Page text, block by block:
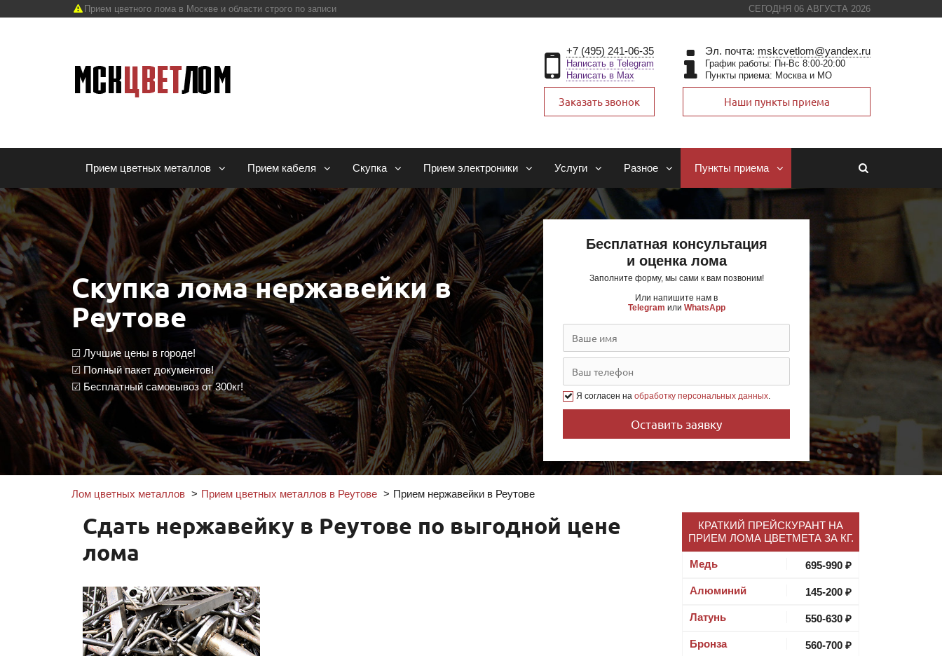
Прием цветного лома в Москве и области строго по записи СЕГОДНЯ 06 АВГУСТА 2026
+7 (495) 241-06-35
Написать в Telegram
Написать в Max
Заказать звонок
Эл. почта: mskcvetlom@yandex.ru
График работы: Пн-Вс 8:00-20:00
Пункты приема: Москва и МО
Наши пункты приема
Прием цветных металлов Прием кабеля Скупка Прием электроники Услуги Разное Пункты приема
Скупка лома нержавейки в
Реутове
☑ Лучшие цены в городе!
☑ Полный пакет документов!
☑ Бесплатный самовывоз от 300кг!
Бесплатная консультация
и оценка лома
Заполните форму, мы сами к вам позвоним!
Или напишите нам в
Telegram или WhatsApp
Я согласен на обработку персональных данных.
Лом цветных металлов Прием цветных металлов в Реутове Прием нержавейки в Реутове
Сдать нержавейку в Реутове по выгодной цене
лома
КРАТКИЙ ПРЕЙСКУРАНТ НА
ПРИЕМ ЛОМА ЦВЕТМЕТА ЗА КГ.
Медь 695-990 ₽
Алюминий 145-200 ₽
Латунь 550-630 ₽
Бронза 560-700 ₽